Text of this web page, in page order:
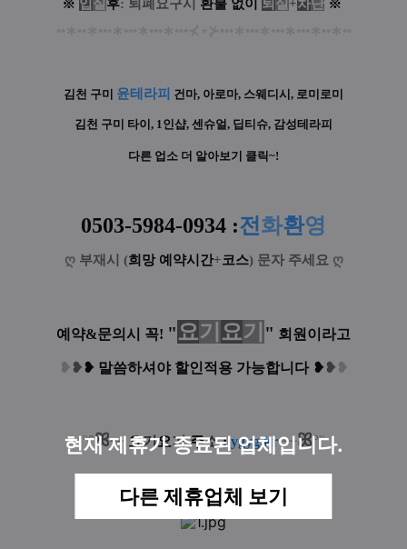
현재 제휴가 종료된 업체입니다.
다른 제휴업체 보기
※ 입 실 후: 퇴폐요구시 환불 없이 퇴 실 +차단 ※
김천 구미 윤테라피 건마, 아로마, 스웨디시, 로미로미
김천 구미 타이, 1인샵, 센슈얼, 딥티슈, 감성테라피
다른 업소 더 알아보기 클릭~!
0503-5984-0934 :전화환영
ღ 부재시 (희망 예약시간+코스) 문자 주세요 ღ
예약&문의시 꼭! "요기 요기 " 회원이라고
❥ ❥❥ 말씀하셔야 할인적용 가능합니다 ❥❥ ❥
°°ꕤ┈요기요기주소: ygyg.kr ┈ꕤ°°